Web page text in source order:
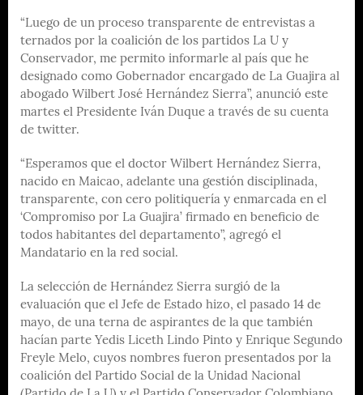
“Luego de un proceso transparente de entrevistas a
ternados por la coalición de los partidos La U y
Conservador, me permito informarle al país que he
designado como Gobernador encargado de La Guajira al
abogado Wilbert José Hernández Sierra”, anunció este
martes el Presidente Iván Duque a través de su cuenta
de twitter.
“Esperamos que el doctor Wilbert Hernández Sierra,
nacido en Maicao, adelante una gestión disciplinada,
transparente, con cero politiquería y enmarcada en el
‘Compromiso por La Guajira’ firmado en beneficio de
todos habitantes del departamento”, agregó el
Mandatario en la red social.
La selección de Hernández Sierra surgió de la
evaluación que el Jefe de Estado hizo, el pasado 14 de
mayo, de una terna de aspirantes de la que también
hacían parte Yedis Liceth Lindo Pinto y Enrique Segundo
Freyle Melo, cuyos nombres fueron presentados por la
coalición del Partido Social de la Unidad Nacional